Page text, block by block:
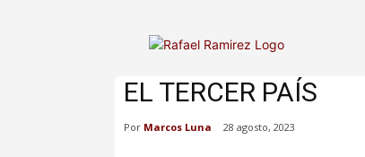
EL TERCER PAÍS
Por Marcos Luna 28 agosto, 2023